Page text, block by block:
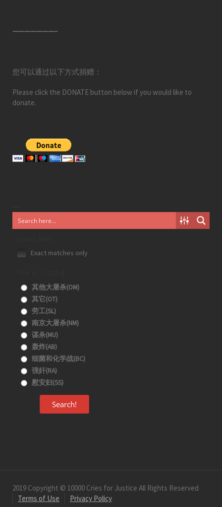
———————–
您可以通过以下方式捐赠：
Please click the DONATE button below if you would like to
donate.
Exact matches only
其他大屠杀(OM)
其它(OT)
劳工(SL)
南京大屠杀(NM)
谋杀(MU)
轰炸(AB)
细菌和化学战(BC)
强奸(RA)
慰安妇(SS)
Search!
2019 Copyright © 10000 Cries for Justice All Rights Reserved
Terms of Use
Privacy Policy